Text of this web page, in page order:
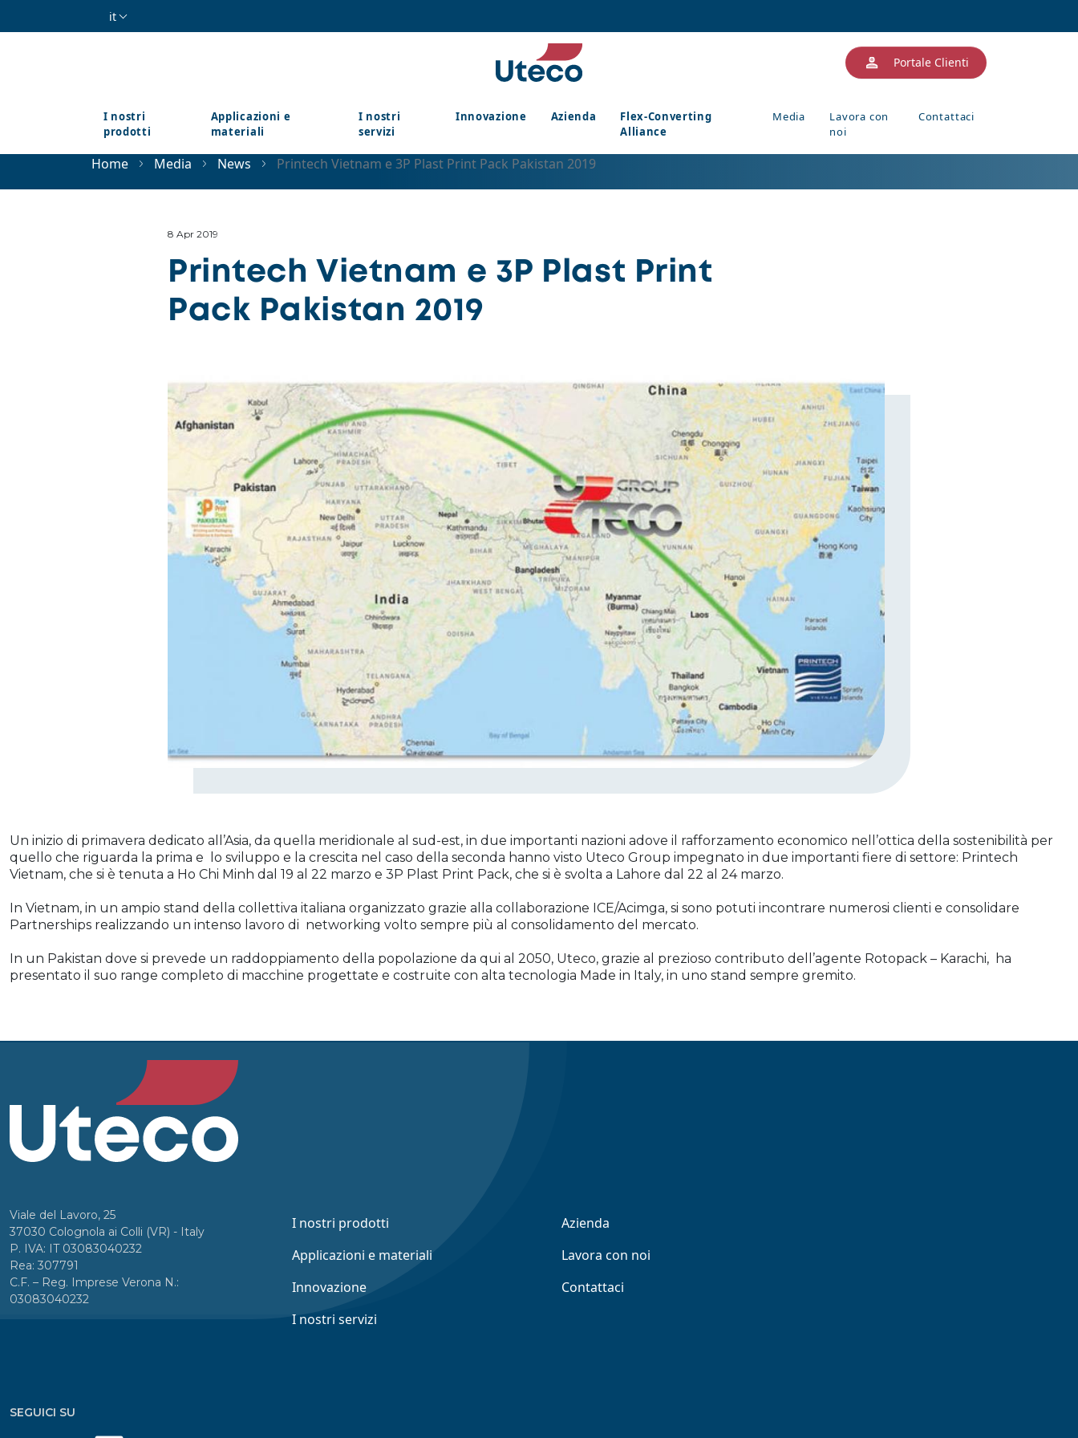
Salta al contenuto principale
it
Portale Clienti
I nostri
prodotti
Applicazioni e
materiali
I nostri
servizi
Innovazione Azienda
Flex-Converting
Alliance
Media
Lavora con
noi
Contattaci
Home Media News Printech Vietnam e 3P Plast Print Pack Pakistan 2019
8 Apr 2019
Printech Vietnam e 3P Plast Print
Pack Pakistan 2019
Un inizio di primavera dedicato all’Asia, da quella meridionale al sud-est, in due importanti nazioni adove il rafforzamento economico nell’ottica della sostenibilità per
quello che riguarda la prima e lo sviluppo e la crescita nel caso della seconda hanno visto Uteco Group impegnato in due importanti fiere di settore: Printech
Vietnam, che si è tenuta a Ho Chi Minh dal 19 al 22 marzo e 3P Plast Print Pack, che si è svolta a Lahore dal 22 al 24 marzo.
In Vietnam, in un ampio stand della collettiva italiana organizzato grazie alla collaborazione ICE/Acimga, si sono potuti incontrare numerosi clienti e consolidare
Partnerships realizzando un intenso lavoro di networking volto sempre più al consolidamento del mercato.
In un Pakistan dove si prevede un raddoppiamento della popolazione da qui al 2050, Uteco, grazie al prezioso contributo dell’agente Rotopack – Karachi, ha
presentato il suo range completo di macchine progettate e costruite con alta tecnologia Made in Italy, in uno stand sempre gremito.
Viale del Lavoro, 25
37030 Colognola ai Colli (VR) - Italy
P. IVA: IT 03083040232
Rea: 307791
C.F. – Reg. Imprese Verona N.:
03083040232
SEGUICI SU
I nostri prodotti
Applicazioni e materiali
Innovazione
I nostri servizi
Azienda
Lavora con noi
Contattaci